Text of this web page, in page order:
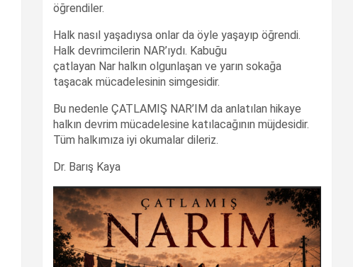
öğrendiler.
Halk nasıl yaşadıysa onlar da öyle yaşayıp öğrendi.
Halk devrimcilerin NAR’ıydı. Kabuğu
çatlayan Nar halkın olgunlaşan ve yarın sokağa
taşacak mücadelesinin simgesidir.
Bu nedenle ÇATLAMIŞ NAR’IM da anlatılan hikaye
halkın devrim mücadelesine katılacağının müjdesidir.
Tüm halkımıza iyi okumalar dileriz.
Dr. Barış Kaya